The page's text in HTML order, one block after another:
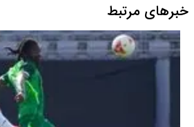
خبرهای مرتبط